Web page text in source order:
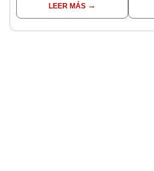
incompatible y falsedad
ideológica
LEER MÁS